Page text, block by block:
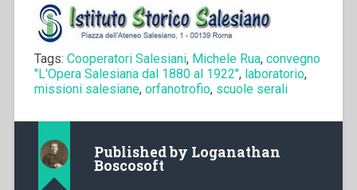
Tags: Cooperatori Salesiani, Michele Rua, convegno
"L'Opera Salesiana dal 1880 al 1922", laboratorio,
missioni salesiane, orfanotrofio, scuole serali
Published by Loganathan
Boscosoft